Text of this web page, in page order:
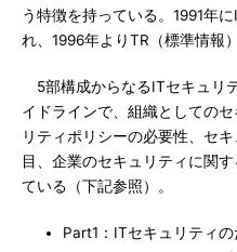
う特徴を持っている。1991年
れ、1996年よりTR（標準情報
5部構成からなるITセキュリ
イドラインで、組織としての
リティポリシーの必要性、セ
目、企業のセキュリティに関
ている（下記参照）。
Part1：ITセキュリティ